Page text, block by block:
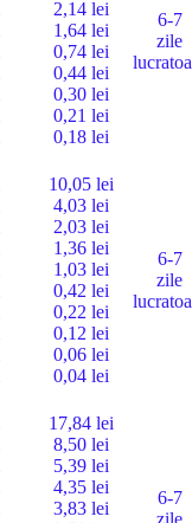
2,14 lei
1,64 lei
0,74 lei
0,44 lei
0,30 lei
0,21 lei
0,18 lei
6-7
zile
10,05 lei
4,03 lei
2,03 lei
1,36 lei
1,03 lei
0,42 lei
0,22 lei
0,12 lei
0,06 lei
0,04 lei
6-7
zile
17,84 lei
8,50 lei
5,39 lei
4,35 lei
3,83 lei
6-7
zile